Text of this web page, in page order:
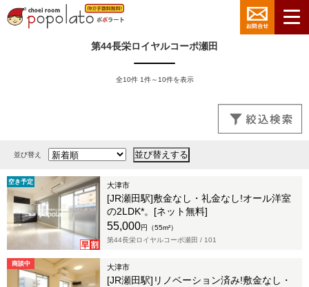
第44長栄ロイヤルコーポ瀬田
全10件 1件～10件を表示
並び替え
空き予定 大津市
[JR瀬田駅]敷金なし・礼金なし!オール洋室
の2LDK*。[ネット無料]
55,000円（55m²）
第44長栄ロイヤルコーポ瀬田 / 101
商談中 大津市
[JR瀬田駅]リノベーション済み!敷金なし・